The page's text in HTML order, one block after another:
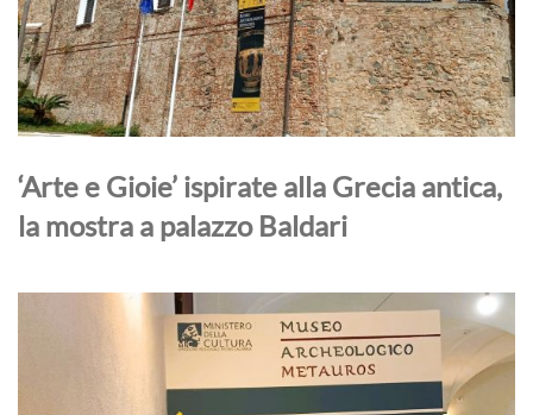
‘Arte e Gioie’ ispirate alla Grecia antica,
la mostra a palazzo Baldari